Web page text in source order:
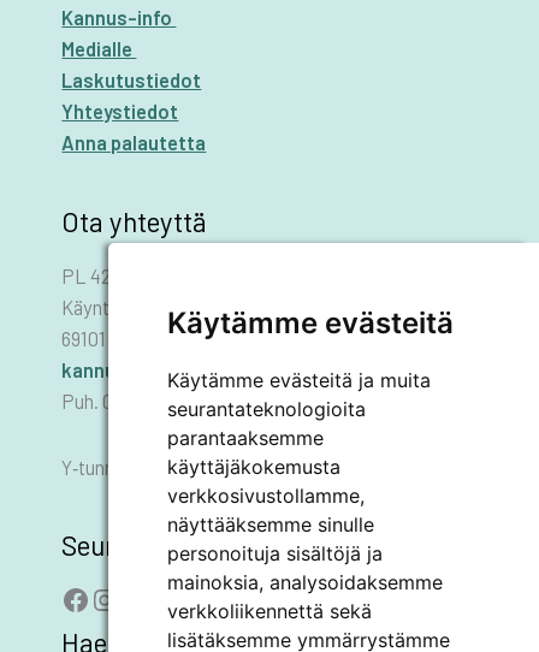
Käytämme evästeitä
Käytämme evästeitä ja muita
seurantateknologioita
parantaaksemme
käyttäjäkokemusta
verkkosivustollamme,
näyttääksemme sinulle
personoituja sisältöjä ja
mainoksia, analysoidaksemme
verkkoliikennettä sekä
lisätäksemme ymmärrystämme
Kannus-info
Medialle
Laskutustiedot
Yhteystiedot
Anna palautetta
Ota yhteyttä
PL 42
Käyntiosoite: Asematie 1
69101 KANNUS
kannus.kaupunki@kannus.ﬁ
Puh. 06 8745 111
Y‑tunnus 0178455–6
Seuraa meitä
Facebook
Instagram
LinkedIn
YouTube
Hae sivustolta